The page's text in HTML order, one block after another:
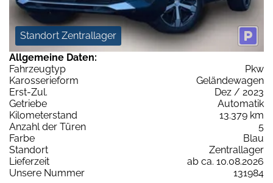
Standort Zentrallager
Allgemeine Daten:
Fahrzeugtyp
Pkw
Karosserieform
Geländewagen
Erst-Zul.
Dez / 2023
Getriebe
Automatik
Kilometerstand
13.379 km
Anzahl der Türen
5
Farbe
Blau
Standort
Zentrallager
Lieferzeit
ab ca. 10.08.2026
Unsere Nummer
131984